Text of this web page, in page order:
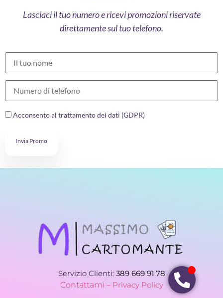
Lasciaci il tuo numero e ricevi promozioni riservate
direttamente sul tuo telefono.
Acconsento al trattamento dei dati (GDPR)
Invia Promo
Servizio Clienti: 389 669 91 78
Contattami – Privacy Policy